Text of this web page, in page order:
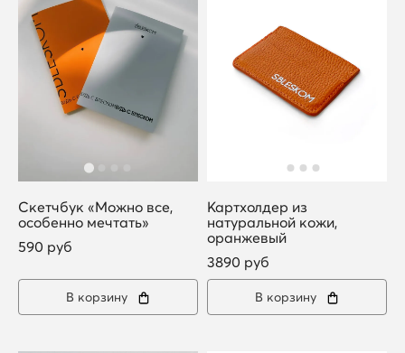
Скетчбук «Можно все,
особенно мечтать»
590 руб
В корзину
Картхолдер из
натуральной кожи,
оранжевый
3890 руб
В корзину